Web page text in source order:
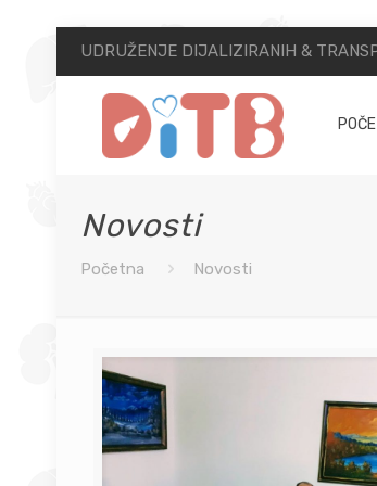
UDRUŽENJE DIJALIZIRANIH &
Novosti
Početna Novosti